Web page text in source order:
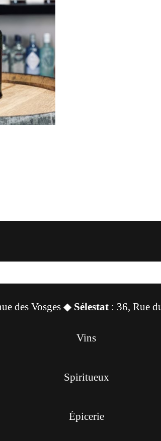
des Vosges ◆ Sélestat : 36, Rue
Vins
Spiritueux
Épicerie